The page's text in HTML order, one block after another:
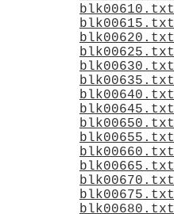
blk00610.txt
blk00615.txt
blk00620.txt
blk00625.txt
blk00630.txt
blk00635.txt
blk00640.txt
blk00645.txt
blk00650.txt
blk00655.txt
blk00660.txt
blk00665.txt
blk00670.txt
blk00675.txt
blk00680.txt